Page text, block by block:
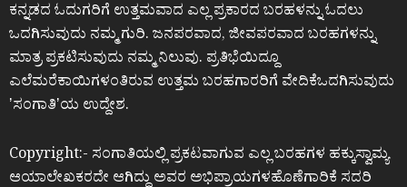
ಕನ್ನಡದ ಓದುಗರಿಗೆ ಉತ್ತಮವಾದ ಎಲ್ಲ ಪ್ರಕಾರದ ಬರಹಳನ್ನು ಓದಲು
ಒದಗಿಸುವುದು ನಮ್ಮ ಗುರಿ. ಜನಪರವಾದ, ಜೀವಪರವಾದ ಬರಹಗಳನ್ನು
ಮಾತ್ರ ಪ್ರಕಟಿಸುವುದು ನಮ್ಮ ನಿಲುವು. ಪ್ರತಿಭೆಯಿದ್ದೂ
ಎಲೆಮರೆಕಾಯಿಗಳಂತಿರುವ ಉತ್ತಮ ಬರಹಗಾರರಿಗೆ ವೇದಿಕೆಒದಗಿಸುವುದು
ʼಸಂಗಾತಿʼಯ ಉದ್ದೇಶ.
Copyright:- ಸಂಗಾತಿಯಲ್ಲಿ ಪ್ರಕಟವಾಗುವ ಎಲ್ಲ ಬರಹಗಳ ಹಕ್ಕುಸ್ವಾಮ್ಯ
ಆಯಾಲೇಖಕರದೇ ಆಗಿದ್ದು ಅವರ ಅಭಿಪ್ರಾಯಗಳಹೊಣೆಗಾರಿಕೆ ಸದರಿ